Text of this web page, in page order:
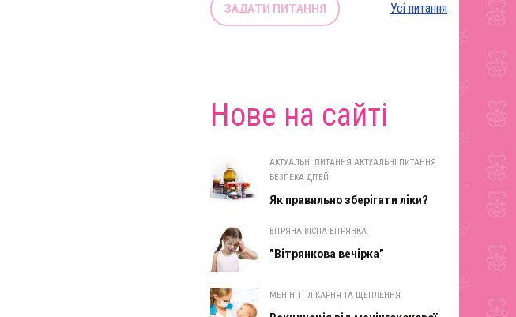
ЗАДАТИ ПИТАННЯ Усі питання
Нове на сайті
АКТУАЛЬНІ ПИТАННЯ АКТУАЛЬНІ ПИТАННЯ
БЕЗПЕКА ДІТЕЙ
Як правильно зберігати ліки?
ВІТРЯНА ВІСПА ВІТРЯНКА
"Вітрянкова вечірка"
МЕНІНГІТ ЛІКАРНЯ ТА ЩЕПЛЕННЯ